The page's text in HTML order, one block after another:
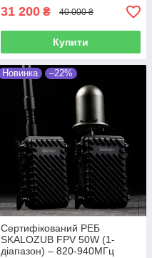
31 200 ₴ 40 000 ₴
Купити
Новинка –22%
Сертифікований РЕБ
SKALOZUB FPV 50W (1-
діапазон) – 820-940МГц